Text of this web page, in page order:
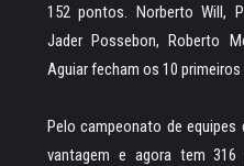
152 pontos. Norberto Will,
Jader Possebon, Roberto
Aguiar fecham os 10
Pelo campeonato de equipes
vantagem e agora tem